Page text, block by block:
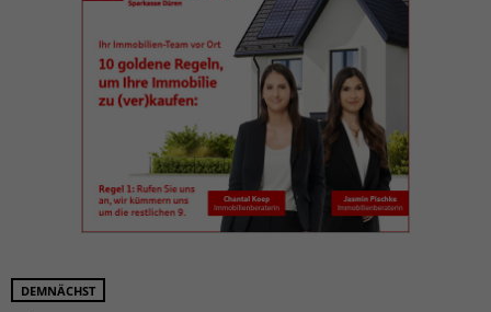
DEMNÄCHST